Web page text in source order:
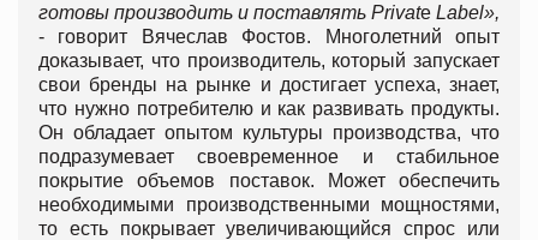
готовы производить и поставлять Private Label»,
- говорит Вячеслав Фостов. Многолетний опыт
доказывает, что производитель, который запускает
свои бренды на рынке и достигает успеха, знает,
что нужно потребителю и как развивать продукты.
Он обладает опытом культуры производства, что
подразумевает своевременное и стабильное
покрытие объемов поставок. Может обеспечить
необходимыми производственными мощностями,
то есть покрывает увеличивающийся спрос или